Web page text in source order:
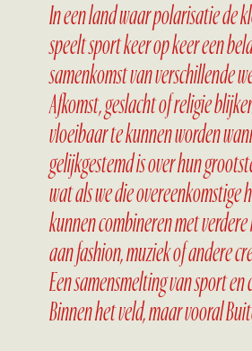
In een land waar polarisatie de
speelt sport keer op keer een
samenkomst van verschillende
Afkomst, geslacht of religie
vloeibaar te kunnen worden
gelijkgestemd is over hun
wat als we die overeenkomstige
kunnen combineren met verdere
aan fashion, muziek of andere
Een samensmelting van sport
Binnen het veld, maar vooral